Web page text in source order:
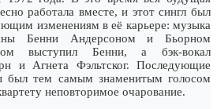
работала вместе, и этот сингл был
изменениям в её карьере: музыка
Бенни Андерсоном и Бьорном
выступил Бенни, а бэк-вокал
и Агнета Фэльтског. Последующие
был тем самым знаменитым голосом
неповторимое очарование.